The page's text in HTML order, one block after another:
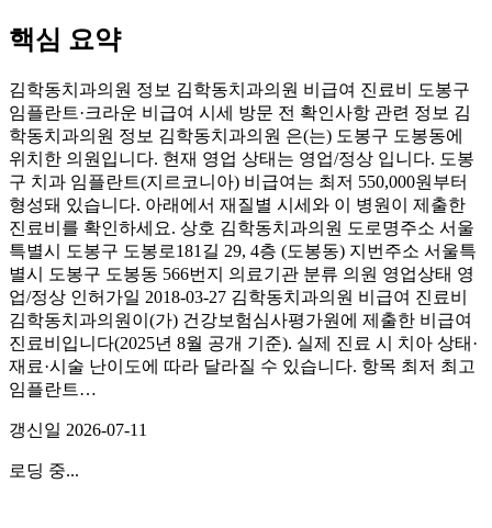
핵심 요약
김학동치과의원 정보 김학동치과의원 비급여 진료비 도봉구
임플란트·크라운 비급여 시세 방문 전 확인사항 관련 정보 김
학동치과의원 정보 김학동치과의원 은(는) 도봉구 도봉동에
위치한 의원입니다. 현재 영업 상태는 영업/정상 입니다. 도봉
구 치과 임플란트(지르코니아) 비급여는 최저 550,000원부터
형성돼 있습니다. 아래에서 재질별 시세와 이 병원이 제출한
진료비를 확인하세요. 상호 김학동치과의원 도로명주소 서울
특별시 도봉구 도봉로181길 29, 4층 (도봉동) 지번주소 서울특
별시 도봉구 도봉동 566번지 의료기관 분류 의원 영업상태 영
업/정상 인허가일 2018-03-27 김학동치과의원 비급여 진료비
김학동치과의원이(가) 건강보험심사평가원에 제출한 비급여
진료비입니다(2025년 8월 공개 기준). 실제 진료 시 치아 상태·
재료·시술 난이도에 따라 달라질 수 있습니다. 항목 최저 최고
임플란트…
갱신일 2026-07-11
로딩 중...